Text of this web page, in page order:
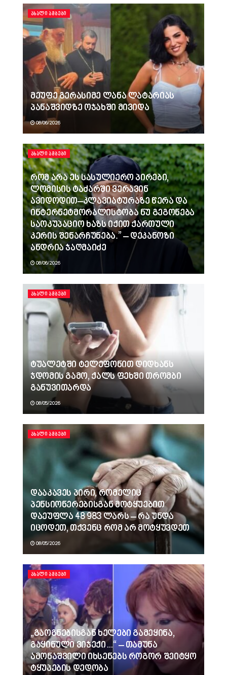
ᲐᲮᲐᲚᲘ ᲐᲛᲑᲔᲑᲘ
მეუფე გერასიმე ლანა ლატარიას
პანაშვიდზე ოჯახში მივიდა
08/06/2026
ᲐᲮᲐᲚᲘ ᲐᲛᲑᲔᲑᲘ
რომ არა ეს სასულიერო პირები,
ლომისის ტაძარში ვერავინ
ავიდოდით–კლავიატურაზე წერა და
ინტერნეტმორალისტობა ნუ გეგონება
საოკუპაციო ხაზს იქით ქართული
კერის შენარჩუნება.” – დეკანოზი
ანდრია ჯაღმაიძე
08/06/2026
ᲐᲮᲐᲚᲘ ᲐᲛᲑᲔᲑᲘ
ტუალეტში ტელეფონით დიდხანს
ჯდომის გამო, ქალს ფეხში თრომბი
განუვითარდა
08/05/2026
ᲐᲮᲐᲚᲘ ᲐᲛᲑᲔᲑᲘ
დააკავეს პირი, რომელიც
პენსიონერებისგან მოტყუებით
დაეუფლა 48 983 ლარს – რა უნდა
იცოდეთ, თქვენც რომ არ მოტყუვდეთ
08/05/2026
ᲐᲮᲐᲚᲘ ᲐᲛᲑᲔᲑᲘ
„გაოგნებისგან ხელები გამეყინა,
გაყინული ვიჯექი…“ – თამუნა
ამონაშვილი იხსენებს როგორ შეიტყო
ტყუპების დედობა